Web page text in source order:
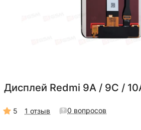
Дисплей Redmi 9A / 9C /
5 1 отзыв 0 вопросов